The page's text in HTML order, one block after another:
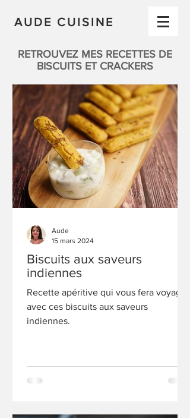
AUDE CUISINE
RETROUVEZ MES RECETTES DE
BISCUITS ET CRACKERS
Biscuits aux saveurs
indiennes
Recette apéritive qui vous fera voyager
avec ces biscuits aux saveurs
indiennes.
Aude
15 mars 2024